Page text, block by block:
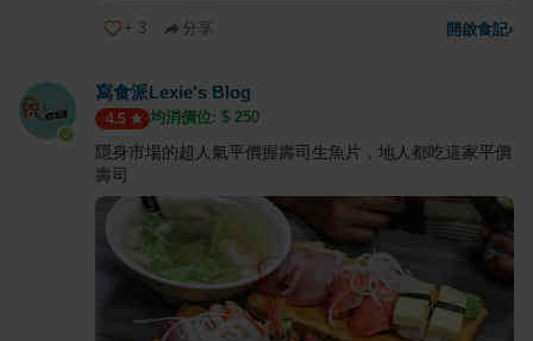
+ 3 分享 開啟食記›
寫食派Lexie's Blog
4.5 均消價位: $ 250
隱身市場的超人氣平價握壽司生魚片，地人都吃這家平價
壽司